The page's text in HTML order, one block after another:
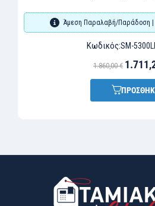
Άμεση Παραλαβή/Παράδοση |
Κωδικός:SM-
1.860,00 €